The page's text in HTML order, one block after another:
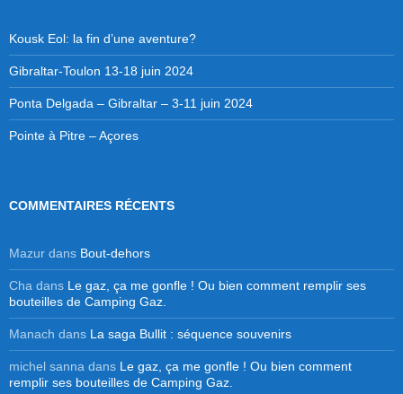
Kousk Eol: la fin d’une aventure?
Gibraltar-Toulon 13-18 juin 2024
Ponta Delgada – Gibraltar – 3-11 juin 2024
Pointe à Pitre – Açores
COMMENTAIRES RÉCENTS
Mazur dans Bout-dehors
Cha dans Le gaz, ça me gonfle ! Ou bien comment remplir ses
bouteilles de Camping Gaz.
Manach dans La saga Bullit : séquence souvenirs
michel sanna dans Le gaz, ça me gonfle ! Ou bien comment
remplir ses bouteilles de Camping Gaz.